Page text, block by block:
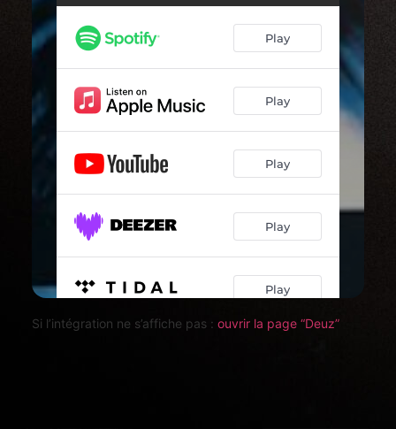
Si l’intégration ne s’affiche pas : ouvrir la page “Deuz”